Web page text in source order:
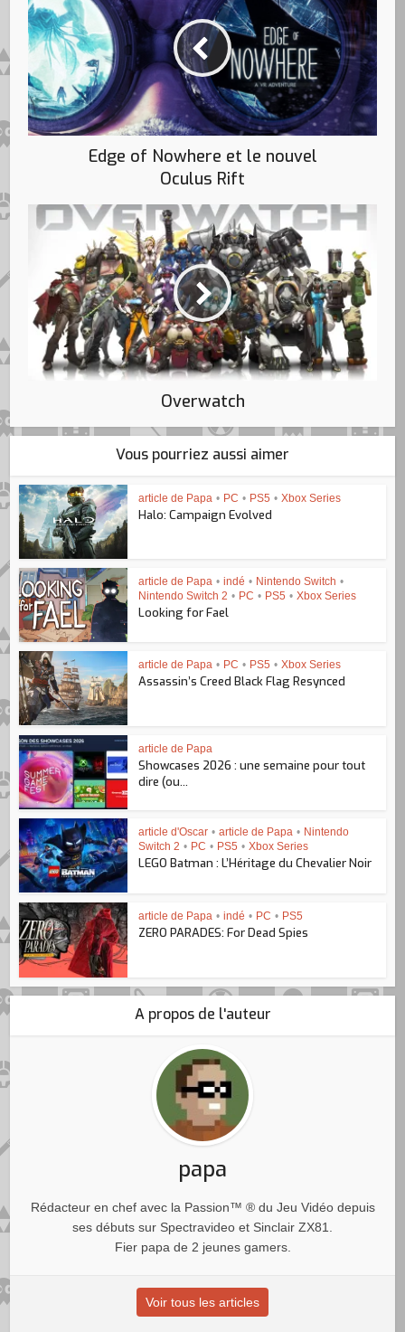
Edge of Nowhere et le nouvel
Oculus Rift
Overwatch
Vous pourriez aussi aimer
article de Papa • PC • PS5 • Xbox Series
Halo: Campaign Evolved
article de Papa • indé • Nintendo Switch •
Nintendo Switch 2 • PC • PS5 • Xbox Series
Looking for Fael
article de Papa • PC • PS5 • Xbox Series
Assassin’s Creed Black Flag Resynced
article de Papa
Showcases 2026 : une semaine pour tout
dire (ou...
article d'Oscar • article de Papa • Nintendo
Switch 2 • PC • PS5 • Xbox Series
LEGO Batman : L’Héritage du Chevalier Noir
article de Papa • indé • PC • PS5
ZERO PARADES: For Dead Spies
A propos de l'auteur
papa
Rédacteur en chef avec la Passion™ ® du Jeu Vidéo depuis
ses débuts sur Spectravideo et Sinclair ZX81.
Fier papa de 2 jeunes gamers.
Voir tous les articles